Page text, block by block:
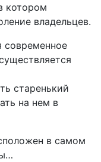
котором
владельцев.
современное
старенький
на нем в
в самом